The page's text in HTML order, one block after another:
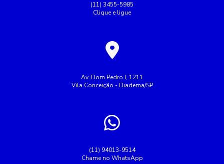
(11) 3455-5985
Clique e ligue
Av. Dom Pedro I, 1211
Vila Conceição - Diadema/SP
(11) 94013-9514
Chame no WhatsApp